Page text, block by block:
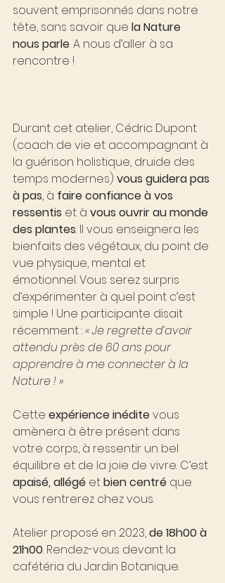
souvent emprisonnés dans notre
tête, sans savoir que la Nature
nous parle. A nous d’aller à sa
rencontre !
Durant cet atelier, Cédric Dupont
(coach de vie et accompagnant à
la guérison holistique, druide des
temps modernes) vous guidera pas
à pas, à faire confiance à vos
ressentis et à vous ouvrir au monde
des plantes. Il vous enseignera les
bienfaits des végétaux, du point de
vue physique, mental et
émotionnel. Vous serez surpris
d’expérimenter à quel point c’est
simple ! Une participante disait
récemment : « Je regrette d’avoir
attendu près de 60 ans pour
apprendre à me connecter à la
Nature ! »
Cette expérience inédite vous
amènera à être présent dans
votre corps, à ressentir un bel
équilibre et de la joie de vivre. C’est
apaisé, allégé et bien centré que
vous rentrerez chez vous.
Atelier proposé en 2023, de 18h00 à
21h00. Rendez-vous devant la
cafétéria du Jardin Botanique.